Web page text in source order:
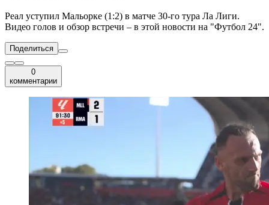
Реал уступил Мальорке (1:2) в матче 30-го тура Ла Лиги.
Видео голов и обзор встречи – в этой новости на "Футбол 24".
Поделиться
0
комментарии